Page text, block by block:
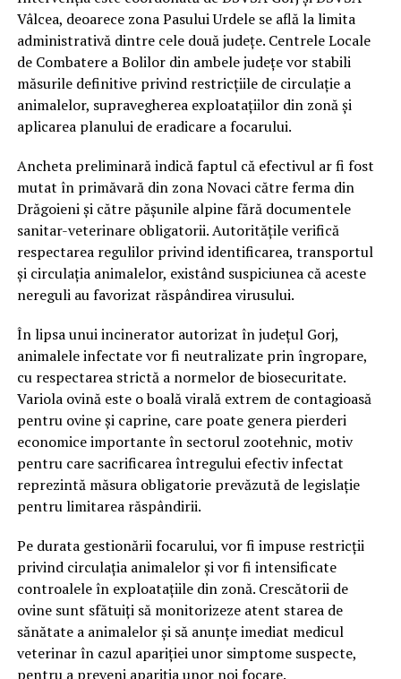
Vâlcea, deoarece zona Pasului Urdele se află la limita
administrativă dintre cele două județe. Centrele Locale
de Combatere a Bolilor din ambele județe vor stabili
măsurile definitive privind restricțiile de circulație a
animalelor, supravegherea exploatațiilor din zonă și
aplicarea planului de eradicare a focarului.
Ancheta preliminară indică faptul că efectivul ar fi fost
mutat în primăvară din zona Novaci către ferma din
Drăgoieni și către pășunile alpine fără documentele
sanitar-veterinare obligatorii. Autoritățile verifică
respectarea regulilor privind identificarea, transportul
și circulația animalelor, existând suspiciunea că aceste
nereguli au favorizat răspândirea virusului.
În lipsa unui incinerator autorizat în județul Gorj,
animalele infectate vor fi neutralizate prin îngropare,
cu respectarea strictă a normelor de biosecuritate.
Variola ovină este o boală virală extrem de contagioasă
pentru ovine și caprine, care poate genera pierderi
economice importante în sectorul zootehnic, motiv
pentru care sacrificarea întregului efectiv infectat
reprezintă măsura obligatorie prevăzută de legislație
pentru limitarea răspândirii.
Pe durata gestionării focarului, vor fi impuse restricții
privind circulația animalelor și vor fi intensificate
controalele în exploatațiile din zonă. Crescătorii de
ovine sunt sfătuiți să monitorizeze atent starea de
sănătate a animalelor și să anunțe imediat medicul
veterinar în cazul apariției unor simptome suspecte,
pentru a preveni apariția unor noi focare.